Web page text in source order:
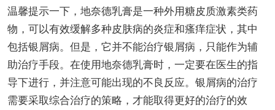
温馨提示一下，地奈德乳膏是一种外用糖皮质激素类药
物，可以有效缓解多种皮肤病的炎症和瘙痒症状，其中
包括银屑病。但是，它并不能治疗银屑病，只能作为辅
助治疗手段。在使用地奈德乳膏时，一定要在医生的指
导下进行，并注意可能出现的不良反应。银屑病的治疗
需要采取综合治疗的策略，才能取得更好的治疗的效